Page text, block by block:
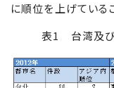
に順位を上げている
表1 台湾及び